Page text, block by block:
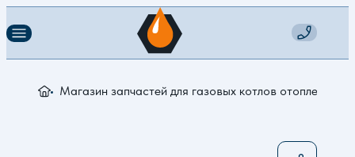
Магазин запчастей для газовых котлов отопления